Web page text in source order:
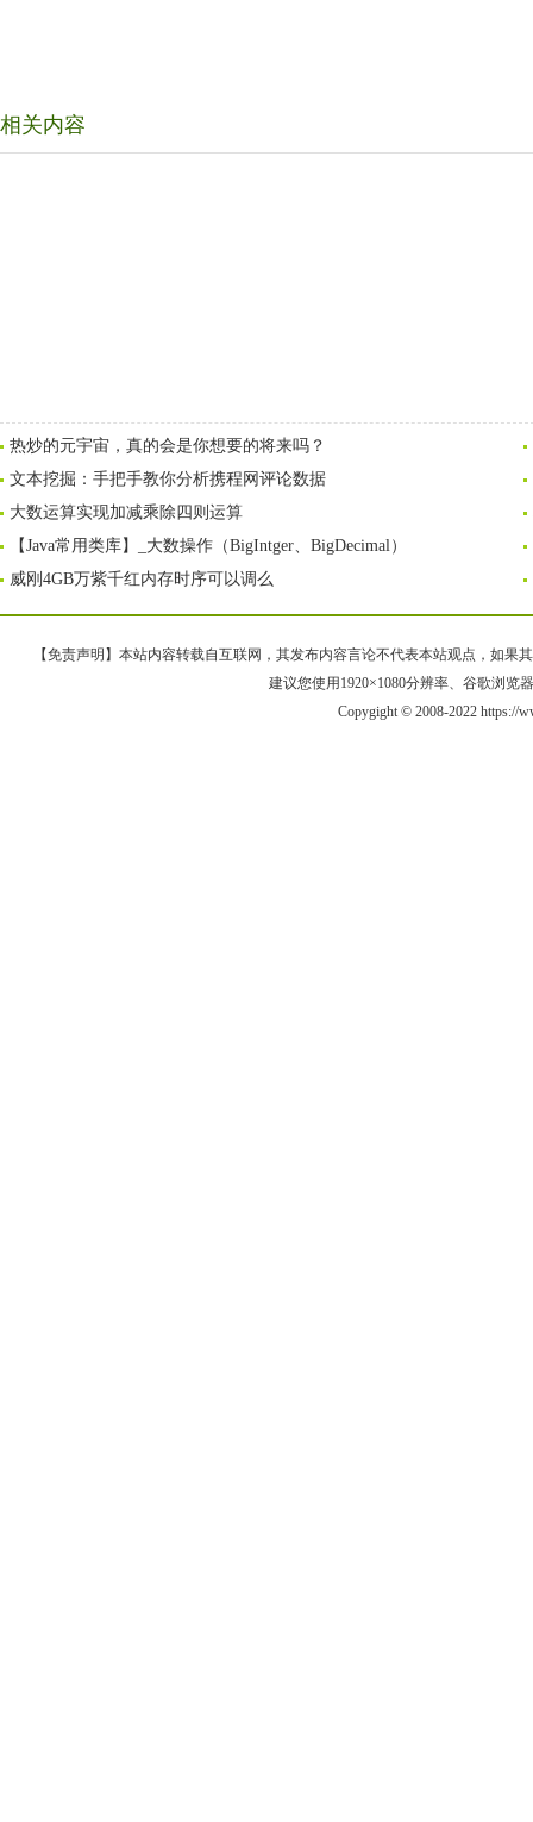
相关内容
热炒的元宇宙，真的会是你想要的将来吗？
文本挖掘：手把手教你分析携程网评论数据
大数运算实现加减乘除四则运算
【Java常用类库】_大数操作（BigIntger、BigDecimal）
威刚4GB万紫千红内存时序可以调么
【免责声明】本站内容转载自互联网，其发布内容言论不代表本站观点，如果
建议您使用1920×1080分辨率、谷歌浏览
Copygight © 2008-2022 https://